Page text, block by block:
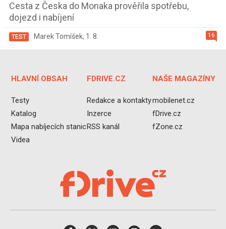
Cesta z Česka do Monaka prověřila spotřebu,
dojezd i nabíjení
16
TEST Marek Tomíšek, 1. 8.
HLAVNÍ OBSAH
Testy
Katalog
Mapa nabíjecích stanic
Videa
FDRIVE.CZ
Redakce a kontakty
Inzerce
RSS kanál
NAŠE MAGAZÍNY
mobilenet.cz
fDrive.cz
fZone.cz